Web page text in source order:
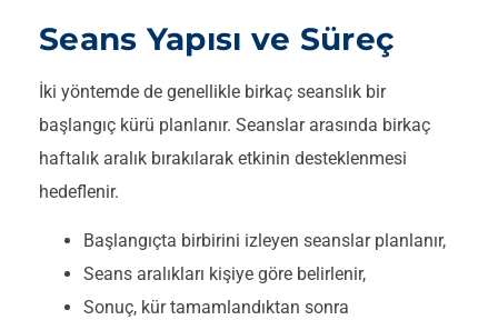
Seans Yapısı ve Süreç
İki yöntemde de genellikle birkaç seanslık bir
başlangıç kürü planlanır. Seanslar arasında birkaç
haftalık aralık bırakılarak etkinin desteklenmesi
hedeflenir.
Başlangıçta birbirini izleyen seanslar planlanır,
Seans aralıkları kişiye göre belirlenir,
Sonuç, kür tamamlandıktan sonra